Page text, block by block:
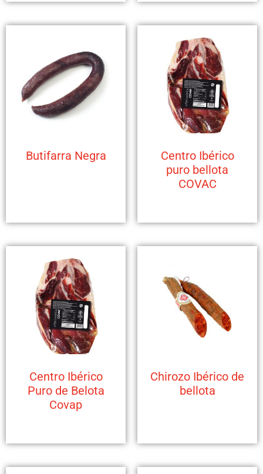
Butifarra Negra
Centro Ibérico
puro bellota
COVAC
Centro Ibérico
Puro de Belota
Covap
Chirozo Ibérico de
bellota